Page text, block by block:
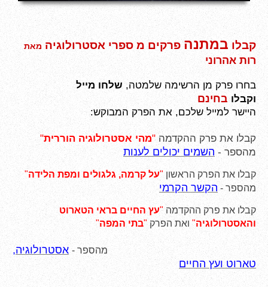
קבלובמתנה פרקים מ ספרי אסטרולוגיה מאת
רות אהרוני
בחרו פרק מן הרשימה שלמטה, שלחו מייל
וקבלו בחינם
היישר למייל שלכם, את הפרק המבוקש:
קבלו את פרק ההקדמה "מהי אסטרולוגיה הוררית"
מהספר - השמים יכולים לענות
קבלו את הפרק הראשון "על קרמה, גלגולים ומפת הלידה"
מהספר - הקשר הקרמי
קבלו את פרק ההקדמה "עץ החיים בראי הטארוט
והאסטרולוגיה" ואת הפרק"בתי המפה"
מהספר - אסטרולוגיה,
טארוט ועץ החיים